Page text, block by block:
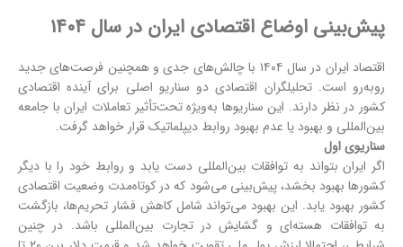
پیش‌بینی اوضاع اقتصادی ایران در سال ۱۴۰۴
اقتصاد ایران در سال ۱۴۰۴ با چالش‌های جدی و همچنین فرصت‌های جدید
روبه‌رو است. تحلیلگران اقتصادی دو سناریو اصلی برای آینده اقتصادی
کشور در نظر دارند. این سناریوها به‌ویژه تحت‌تأثیر تعاملات ایران با جامعه
بین‌المللی و بهبود یا عدم بهبود روابط دیپلماتیک قرار خواهد گرفت.
سناریوی اول
اگر ایران بتواند به توافقات بین‌المللی دست یابد و روابط خود را با دیگر
کشورها بهبود بخشد، پیش‌بینی می‌شود که در کوتاه‌مدت وضعیت اقتصادی
کشور بهبود یابد. این بهبود می‌تواند شامل کاهش فشار تحریم‌ها، بازگشت
به توافقات هسته‌ای و گشایش در تجارت بین‌المللی باشد. در چنین